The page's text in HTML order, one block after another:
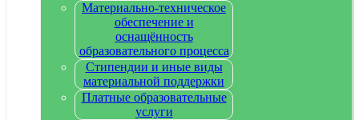
Материально-техническое
обеспечение и
оснащённость
образовательного процесса
Стипендии и иные виды
материальной поддержки
Платные образовательные
услуги